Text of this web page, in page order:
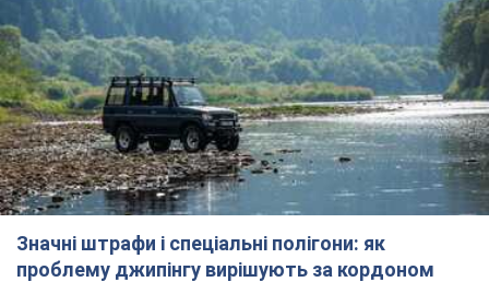
Значні штрафи і спеціальні полігони: як
проблему джипінгу вирішують за кордоном